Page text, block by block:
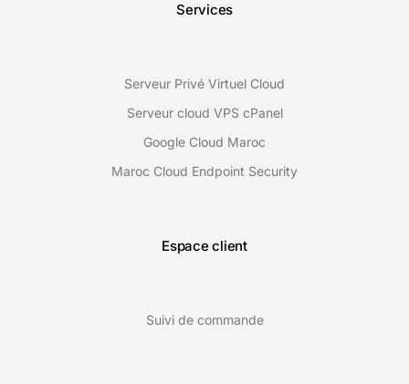
Services
Serveur Privé Virtuel Cloud
Serveur cloud VPS cPanel
Google Cloud Maroc
Maroc Cloud Endpoint Security
Espace client
Suivi de commande